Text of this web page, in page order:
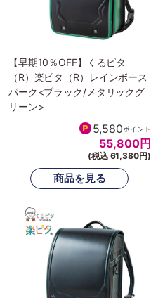
【早期10％OFF】くるピタ
（R）楽ピタ（R）レインボース
パーク<ブラック/メタリックグ
リーン>
5,580ポイント
55,800円
(税込 61,380円)